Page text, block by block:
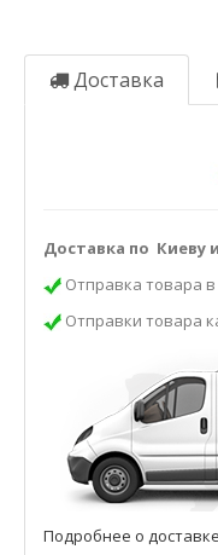
Доставка
Доставка по Киеву
Отправка товара
Отправки товара
Подробнее о доставке